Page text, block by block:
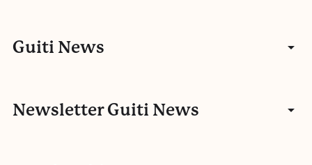
Articles
Portfolios
Guiti News
Communauté
Newsletter Guiti News